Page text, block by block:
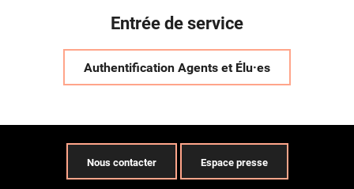
Entrée de service
Authentification Agents et Élu·es
Nous contacter Espace presse